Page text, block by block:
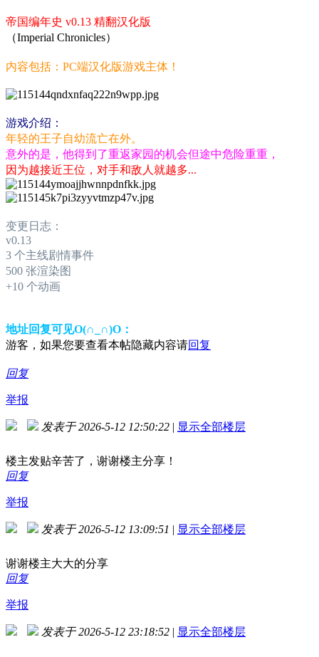
帝国编年史 v0.13 精翻汉化版
（Imperial Chronicles）
内容包括：PC端汉化版游戏主体！
游戏介绍：
年轻的王子自幼流亡在外。
意外的是，他得到了重返家园的机会但途中危险重重，
因为越接近王位，对手和敌人就越多...
变更日志：
v0.13
3 个主线剧情事件
500 张渲染图
+10 个动画
地址回复可见O(∩_∩)O：
游客，如果您要查看本帖隐藏内容请回复
回复
举报
发表于 2026-5-12 12:50:22 | 显示全部楼层
楼主发贴辛苦了，谢谢楼主分享！
回复
举报
发表于 2026-5-12 13:09:51 | 显示全部楼层
谢谢楼主大大的分享
回复
举报
发表于 2026-5-12 23:18:52 | 显示全部楼层